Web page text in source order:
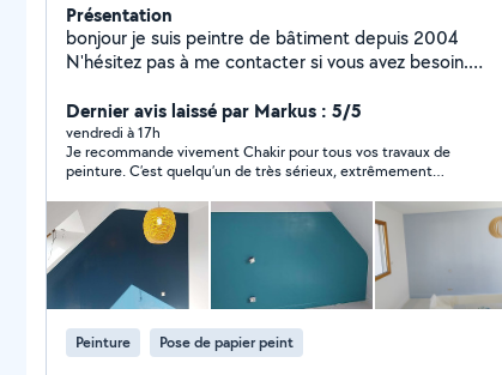
Présentation
bonjour je suis peintre de bâtiment depuis 2004
N'hésitez pas à me contacter si vous avez besoin.
Dernier avis laissé par Markus : 5/5
vendredi à 17h
Je recommande vivement Chakir pour tous vos travaux de
peinture. C’est quelqu’un de très sérieux, extrêmement
beaucoup de professionnalisme et le résultat est impeccable.
En plus de ses qualités professionnelles, il est très
sympathique, à l’écoute et agréable. Vous pouvez lui faire
confiance les yeux fermés !
Peinture Pose de papier peint